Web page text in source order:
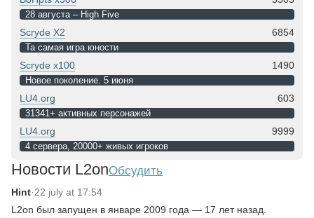
28 августа – High Five
Scryde X2
Та самая игра юности
6854
Scryde x100
Новое поколение. 5 июня
1490
LU4.org
31341+ активных персонажей
603
LU4.org
4 сервера, 20000+ живых игроков
9999
Новости L2onОбсудить
Hint·22 july at 17:54
L2on был запущен в январе 2009 года — 17 лет назад.